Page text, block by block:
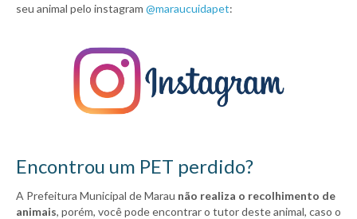
seu animal pelo instagram @maraucuidapet:
Encontrou um PET perdido?
A Prefeitura Municipal de Marau não realiza o recolhimento de
animais, porém, você pode encontrar o tutor deste animal, caso o